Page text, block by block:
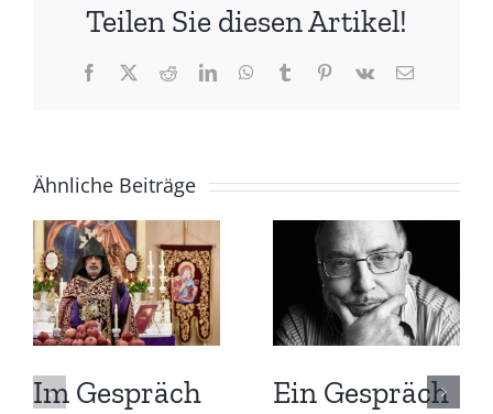
Teilen Sie diesen Artikel!
Facebook
X RedditLinkedInWhatsApp
TumblrPinterest
Vk
E-
Ähnliche Beiträge
Im Gespräch
Ein Gespräch